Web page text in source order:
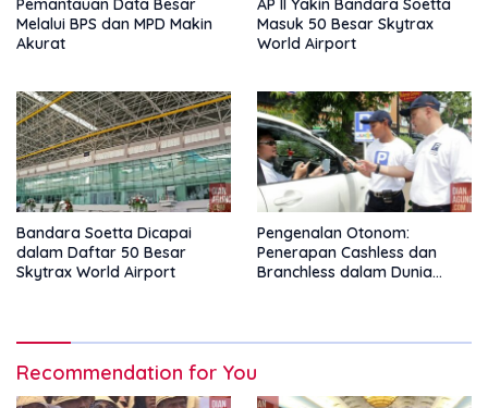
Pemantauan Data Besar
Melalui BPS dan MPD Makin
Akurat
AP II Yakin Bandara Soetta
Masuk 50 Besar Skytrax
World Airport
Bandara Soetta Dicapai
dalam Daftar 50 Besar
Skytrax World Airport
Pengenalan Otonom:
Penerapan Cashless dan
Branchless dalam Dunia
Recommendation for You